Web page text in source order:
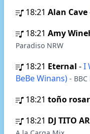
18:21 Alan Cave
18:21 Amy
Paradiso NRW
18:21 Eternal -I
BeBe Winans) -
18:21 toño
18:21 DJ TITO